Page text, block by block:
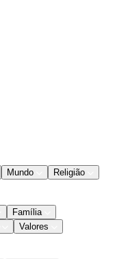
Mundo
Religião
Família
Valores